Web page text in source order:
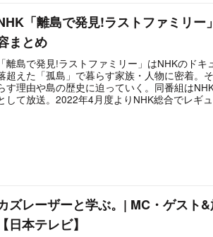
「離島で発見!ラストファミリー
まとめ
「離島で発見!ラストファミリー」はNHKのド
超えた「孤島」で暮らす家族・人物に密着。
す理由や島の歴史に迫っていく。同番組は
して放送。2022年4月度よりNHK総合でレギ
ズレーザーと学ぶ。| MC・ゲスト
【日本テレビ】